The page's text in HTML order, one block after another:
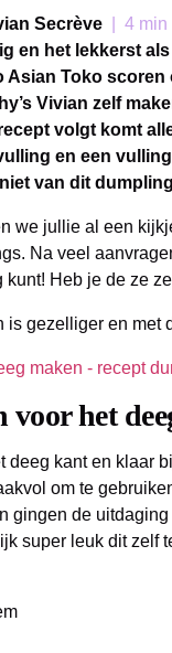
Secrève 4 min
en het lekkerst
Asian Toko
Vivian zelf
volgt komt
en een
van dit
we jullie al een
Na veel
Heb je de ze
is gezelliger en met
het
deeg kant en klaar
om te
gingen de
super leuk dit zelf